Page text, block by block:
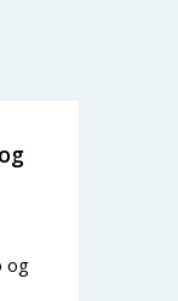
og